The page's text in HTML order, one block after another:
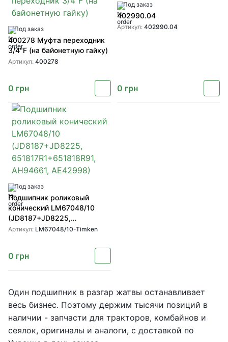
Под заказ
400278 Муфта переходник
3/4"F (на байонетную гайку)
Артикул: 400278
0 грн
Под заказ
402990.04
Артикул: 402990.04
0 грн
Под заказ
Подшипник роликовый
конический LM67048/10
(JD8187+JD8225,
651817R1+651818R91,
Артикул: LM67048/10-Timken
0 грн
Один подшипник в разгар жатвы останавливает
весь бизнес. Поэтому держим тысячи позиций в
наличии - запчасти для тракторов, комбайнов и
сеялок, оригиналы и аналоги, с доставкой по